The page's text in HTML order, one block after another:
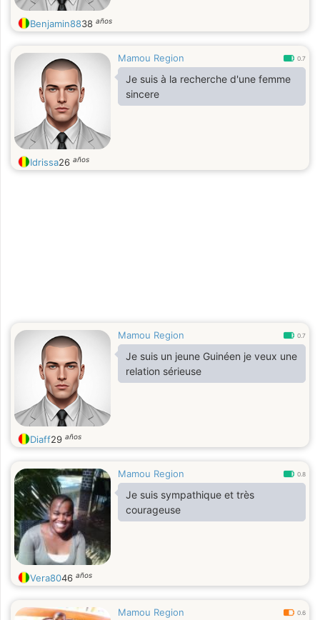
Benjamin8838 años
Mamou Region 0.7
Je suis à la recherche d'une femme
sincere
Idrissa26 años
Mamou Region 0.7
Je suis un jeune Guinéen je veux une
relation sérieuse
Diaff29 años
Mamou Region 0.8
Je suis sympathique et très
courageuse
Vera8046 años
Mamou Region 0.6